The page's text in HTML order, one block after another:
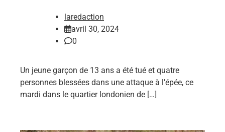
laredaction
avril 30, 2024
0
Un jeune garçon de 13 ans a été tué et quatre
personnes blessées dans une attaque à l’épée, ce
mardi dans le quartier londonien de […]